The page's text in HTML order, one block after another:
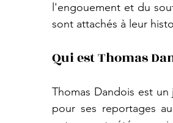
l'engouement et du
sont attachés à leur
Qui est Thomas
Thomas Dandois est
pour ses reportages